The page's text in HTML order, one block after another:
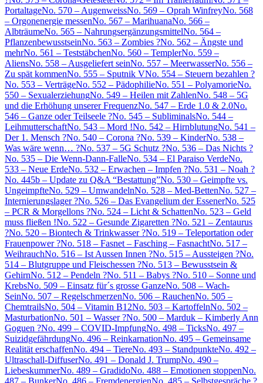
PortaltageNo. 570 – AugenweissNo. 569 – Oprah WinfreyNo. 568
– Orgonenergie messenNo. 567 – MarihuanaNo. 566 –
AlbträumeNo. 565 – NahrungsergänzungsmittelNo. 564 –
PflanzenbewusstseinNo. 563 – Zombies ?No. 562 – Ängste und
mehrNo. 561 – TeststäbchenNo. 560 – TemplerNo. 559 –
AliensNo. 558 – Ausgeliefert seinNo. 557 – MeerwasserNo. 556 –
Zu spät kommenNo. 555 – Sputnik VNo. 554 – Steuern bezahlen ?
No. 553 – VerträgeNo. 552 – PädophilieNo. 551 – PolyamorieNo.
550 – SexualerziehungNo. 549 – Heilen mit ZahlenNo. 548 – 5G
und die Erhöhung unserer FrequenzNo. 547 – Erde 1.0 & 2.0No.
546 – Ganze oder Teilseele ?No. 545 – SubliminalsNo. 544 –
LeihmutterschaftNo. 543 – Mord !No. 542 – HirnblutungNo. 541 –
Der 1. Mensch ?No. 540 – Corona ?No. 539 – KinderNo. 538 –
Was wäre wenn… ?No. 537 – 5G Schutz ?No. 536 – Das Nichts ?
No. 535 – Die Wenn-Dann-FalleNo. 534 – El Paraiso VerdeNo.
533 – Neue ErdeNo. 532 – Erwachen – Impfen ?No. 531 – Noah ?
No. 445b – Update zu Q&A “Bestattung”No. 530 – Geimpfte vs.
UngeimpfteNo. 529 – UmwandelnNo. 528 – Med-BettenNo. 527 –
Internierungslager ?No. 526 – Das Evangelium der EssenerNo. 525
– PCR & Morgellons ?No. 524 – Licht & SchattenNo. 523 – Geld
muss fließen !No. 522 – Gesunde Zigaretten ?No. 521 – Zentaurus
?No. 520 – Biontech & Trinkwasser ?No. 519 – Teleportation oder
Frauenpower ?No. 518 – Fasnet – Fasching – FasnachtNo. 517 –
WeihrauchNo. 516 – Ist Aussen Innen ?No. 515 – Aussteigen ?No.
514 – Blutgruppe und Fleischessen ?No. 513 – Bewusstsein &
GehirnNo. 512 – Pendeln ?No. 511 – Babys ?No. 510 – Sonne und
KrebsNo. 509 – Einsatz für´s grosse GanzeNo. 508 – Wach-
SeinNo. 507 – RegelschmerzenNo. 506 – RauchenNo. 505 –
ChemtrailsNo. 504 – Vitamin B12No. 503 – KartoffelnNo. 502 –
MasturbationNo. 501 – Wasser ?No. 500 – Marduk – Kimberly Ann
Goguen ?No. 499 – COVID-ImpfungNo. 498 – TicksNo. 497 –
SuizidgefährdungNo. 496 – ReinkarnationNo. 495 – Gemeinsame
Realität erschaffenNo. 494 – TiereNo. 493 – StandpunkteNo. 492 –
Ultraschall-DiffuserNo. 491 – Donald J. TrumpNo. 490 –
LiebeskummerNo. 489 – GradidoNo. 488 – Emotionen stoppenNo.
487 – BunkerNo. 486 – FremdenergienNo. 485 – Selbstgespräche ?